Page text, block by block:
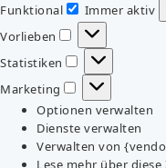
Funktional
Funktional
Immer aktiv
Vorlieben
Vorlieben
Statistiken
Statistiken
Marketing
Marketing
Optionen verwalten
Dienste verwalten
Verwalten von
Lese mehr über diese